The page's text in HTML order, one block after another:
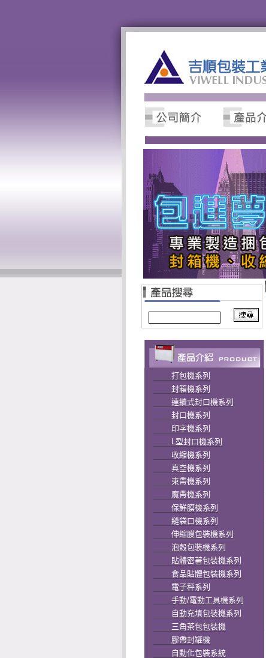
打包機系列
封箱機系列
連續式封口機系列
封口機系列
印字機系列
L型封口機系列
收縮機系列
真空機系列
束帶機系列
魔帶機系列
保鮮膜機系列
縫袋口機系列
伸縮膜包裝機系列
泡殼包裝機系列
貼體密著包裝機系列
食品貼體包裝機系列
電子秤系列
手動/電動工具機系列
自動充填包裝機系列
三角茶包包裝機
膠帶封罐機
自動化包裝系統